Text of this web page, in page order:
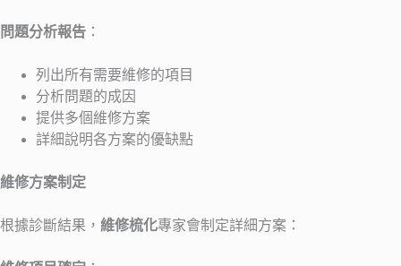
問題分析報告 ：
列出所有需要維修的項目
分析問題的成因
提供多個維修方案
詳細說明各方案的優缺點
維修方案制定
根據診斷結果， 維修梳化專家會制定詳細方案：